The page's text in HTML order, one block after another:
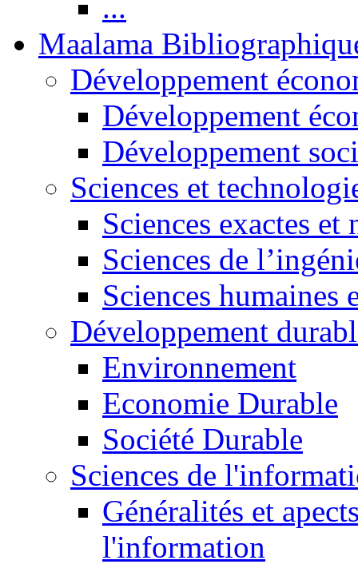
...
Maalama
Développement
Développement
Développement
Sciences et
Sciences exactes et
Sciences de
Sciences humaines
Développement
Environnement
Economie Durable
Société Durable
Sciences de
Généralités et
l'information